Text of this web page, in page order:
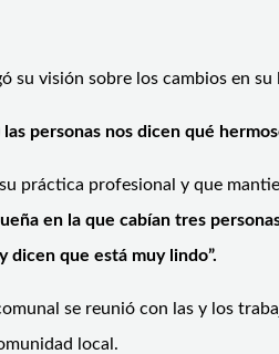
su visión sobre los cambios en su
personas nos dicen qué
práctica profesional y que
en la que cabían tres
dicen que está muy lindo”.
se reunió con las y los
local.